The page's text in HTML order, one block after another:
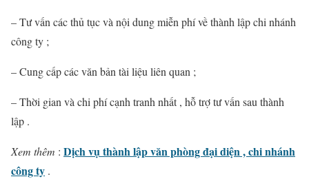
– Tư vấn các thủ tục và nội dung miễn phí về thành lập chi nhánh
công ty ;
– Cung cấp các văn bản tài liệu liên quan ;
– Thời gian và chi phí cạnh tranh nhất , hỗ trợ tư vấn sau thành
lập .
Xem thêm : Dịch vụ thành lập văn phòng đại diện , chi nhánh
công ty .